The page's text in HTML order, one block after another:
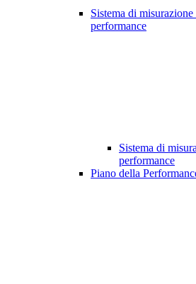
Sistema di
performance
Sistema di
performance
Piano della